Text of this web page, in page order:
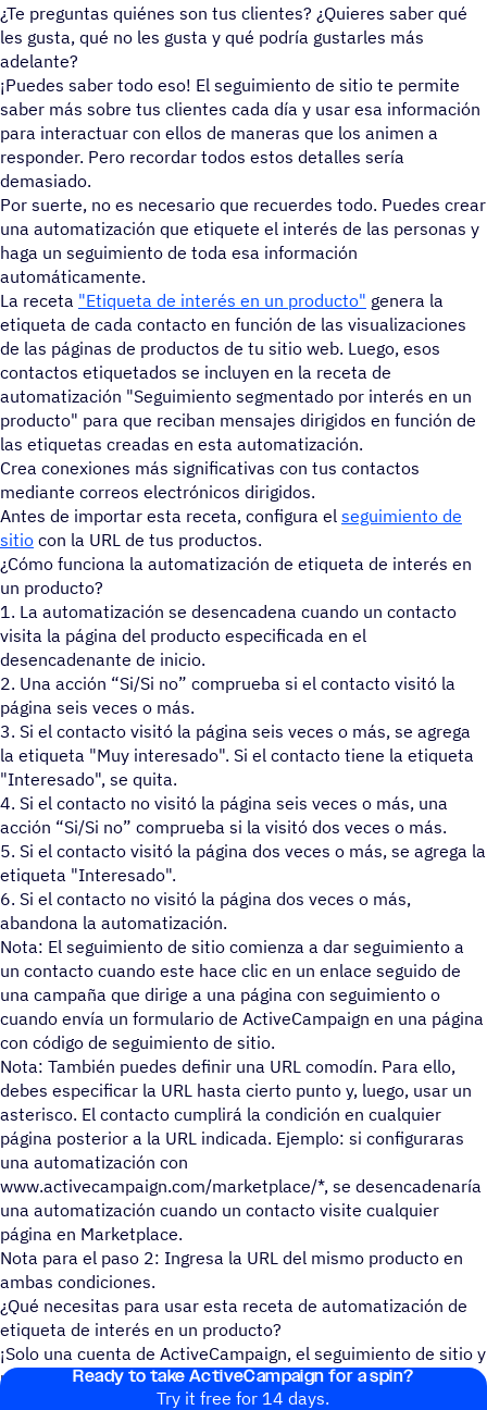
¿Te preguntas quiénes son tus clientes? ¿Quieres saber qué
les gusta, qué no les gusta y qué podría gustarles más
adelante?
¡Puedes saber todo eso! El seguimiento de sitio te permite
saber más sobre tus clientes cada día y usar esa información
para interactuar con ellos de maneras que los animen a
responder. Pero recordar todos estos detalles sería
demasiado.
Por suerte, no es necesario que recuerdes todo. Puedes crear
una automatización que etiquete el interés de las personas y
haga un seguimiento de toda esa información
automáticamente.
La receta "Etiqueta de interés en un producto" genera la
etiqueta de cada contacto en función de las visualizaciones
de las páginas de productos de tu sitio web. Luego, esos
contactos etiquetados se incluyen en la receta de
automatización "Seguimiento segmentado por interés en un
producto" para que reciban mensajes dirigidos en función de
las etiquetas creadas en esta automatización.
Crea conexiones más significativas con tus contactos
mediante correos electrónicos dirigidos.
Antes de importar esta receta, configura el seguimiento de
sitio con la URL de tus productos.
¿Cómo funciona la automatización de etiqueta de interés en
un producto?
1. La automatización se desencadena cuando un contacto
visita la página del producto especificada en el
desencadenante de inicio.
2. Una acción “Si/Si no” comprueba si el contacto visitó la
página seis veces o más.
3. Si el contacto visitó la página seis veces o más, se agrega
la etiqueta "Muy interesado". Si el contacto tiene la etiqueta
"Interesado", se quita.
4. Si el contacto no visitó la página seis veces o más, una
acción “Si/Si no” comprueba si la visitó dos veces o más.
5. Si el contacto visitó la página dos veces o más, se agrega la
etiqueta "Interesado".
6. Si el contacto no visitó la página dos veces o más,
abandona la automatización.
Nota: El seguimiento de sitio comienza a dar seguimiento a
un contacto cuando este hace clic en un enlace seguido de
una campaña que dirige a una página con seguimiento o
cuando envía un formulario de ActiveCampaign en una página
con código de seguimiento de sitio.
Nota: También puedes definir una URL comodín. Para ello,
debes especificar la URL hasta cierto punto y, luego, usar un
asterisco. El contacto cumplirá la condición en cualquier
página posterior a la URL indicada. Ejemplo: si configuraras
una automatización con
www.activecampaign.com/marketplace/*, se desencadenaría
una automatización cuando un contacto visite cualquier
página en Marketplace.
Nota para el paso 2: Ingresa la URL del mismo producto en
ambas condiciones.
¿Qué necesitas para usar esta receta de automatización de
etiqueta de interés en un producto?
¡Solo una cuenta de ActiveCampaign, el seguimiento de sitio y
una lista de contactos!
Ready to take ActiveCampaign for a spin?
Try it free for 14 days.